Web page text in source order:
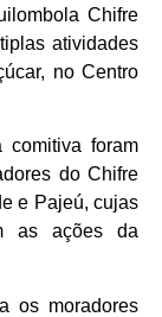
Chifre
atividades
no Centro
foram
do Chifre
e Pajeú, cujas
as ações da
os moradores